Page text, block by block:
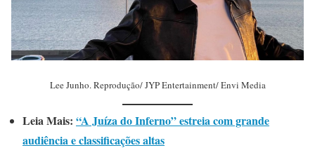
Lee Junho. Reprodução/ JYP Entertainment/ Envi Media
Leia Mais: “A Juíza do Inferno” estreia com grande
audiência e classificações altas